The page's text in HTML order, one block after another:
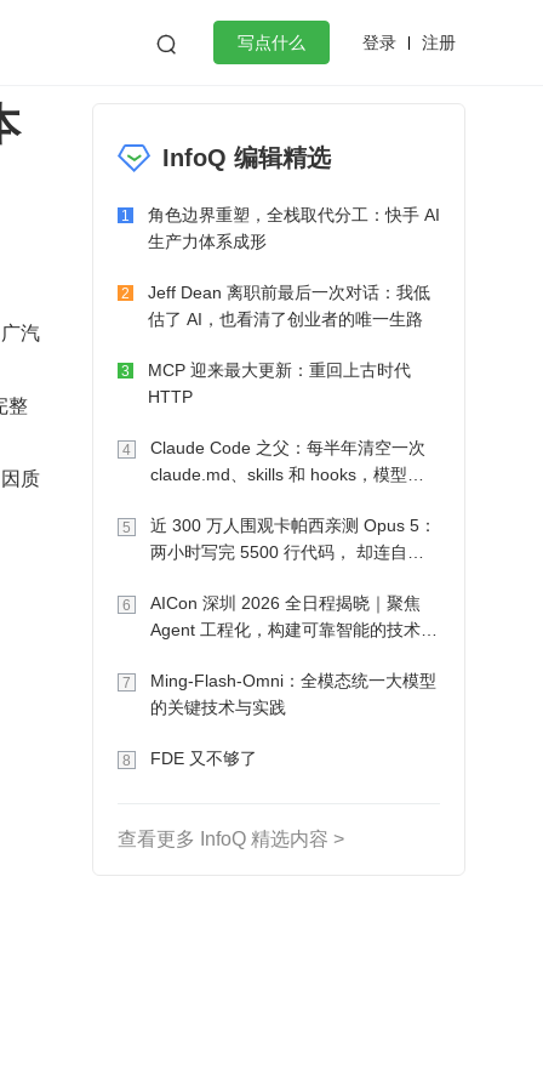
 写点什么 登录 注册
作
微服务架构 flutter
汽
整
质
InfoQ 编辑精选
1
角色边界重塑，全栈取代分工：快手 AI
生产力体系成形
2
Jeff Dean 离职前最后一次对话：我低
估了 AI，也看清了创业者的唯一生路
3
MCP 迎来最大更新：重回上古时代
HTTP
4
Claude Code 之父：每半年清空一次
claude.md、skills 和 hooks，模型自
5
近 300 万人围观卡帕西亲测 Opus 5：
两小时写完 5500 行代码， 却连自己
6
AICon 深圳 2026 全日程揭晓｜聚焦
Agent 工程化，构建可靠智能的技术路
7
Ming-Flash-Omni：全模态统一大模型
的关键技术与实践
8 FDE 又不够了
查看更多 InfoQ 精选内容 >